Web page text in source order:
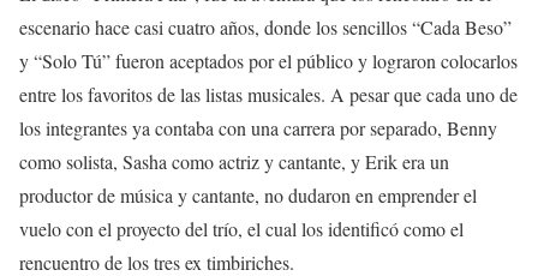
escenario hace casi cuatro años, donde los sencillos “Cada Beso”
y “Solo Tú” fueron aceptados por el público y lograron colocarlos
entre los favoritos de las listas musicales. A pesar que cada uno de
los integrantes ya contaba con una carrera por separado, Benny
como solista, Sasha como actriz y cantante, y Erik era un
productor de música y cantante, no dudaron en emprender el
vuelo con el proyecto del trío, el cual los identificó como el
rencuentro de los tres ex timbiriches.